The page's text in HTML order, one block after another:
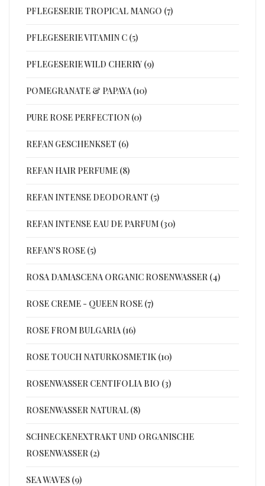
PFLEGESERIE TROPICAL MANGO (7)
PFLEGESERIE VITAMIN C (5)
PFLEGESERIE WILD CHERRY (9)
POMEGRANATE & PAPAYA (10)
PURE ROSE PERFECTION (0)
REFAN GESCHENKSET (6)
REFAN HAIR PERFUME (8)
REFAN INTENSE DEODORANT (5)
REFAN INTENSE EAU DE PARFUM (30)
REFAN'S ROSE (5)
ROSA DAMASCENA ORGANIC ROSENWASSER (4)
ROSE CREME - QUEEN ROSE (7)
ROSE FROM BULGARIA (16)
ROSE TOUCH NATURKOSMETIK (10)
ROSENWASSER CENTIFOLIA BIO (3)
ROSENWASSER NATURAL (8)
SCHNECKENEXTRAKT UND ORGANISCHE
ROSENWASSER (2)
SEA WAVES (9)